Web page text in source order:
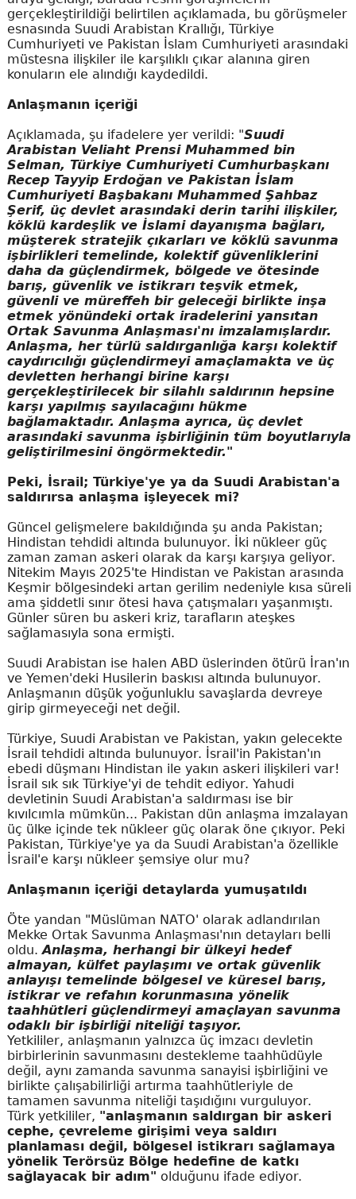
gerçekleştirildiği belirtilen açıklamada, bu görüşmeler
esnasında Suudi Arabistan Krallığı, Türkiye
Cumhuriyeti ve Pakistan İslam Cumhuriyeti arasındaki
müstesna ilişkiler ile karşılıklı çıkar alanına giren
konuların ele alındığı kaydedildi.
Anlaşmanın içeriği
Açıklamada, şu ifadelere yer verildi: "Suudi
Arabistan Veliaht Prensi Muhammed bin
Selman, Türkiye Cumhuriyeti Cumhurbaşkanı
Recep Tayyip Erdoğan ve Pakistan İslam
Cumhuriyeti Başbakanı Muhammed Şahbaz
Şerif, üç devlet arasındaki derin tarihi ilişkiler,
köklü kardeşlik ve İslami dayanışma bağları,
müşterek stratejik çıkarları ve köklü savunma
işbirlikleri temelinde, kolektif güvenliklerini
daha da güçlendirmek, bölgede ve ötesinde
barış, güvenlik ve istikrarı teşvik etmek,
güvenli ve müreffeh bir geleceği birlikte inşa
etmek yönündeki ortak iradelerini yansıtan
Ortak Savunma Anlaşması'nı imzalamışlardır.
Anlaşma, her türlü saldırganlığa karşı kolektif
caydırıcılığı güçlendirmeyi amaçlamakta ve üç
devletten herhangi birine karşı
gerçekleştirilecek bir silahlı saldırının hepsine
karşı yapılmış sayılacağını hükme
bağlamaktadır. Anlaşma ayrıca, üç devlet
arasındaki savunma işbirliğinin tüm boyutlarıyla
geliştirilmesini öngörmektedir."
Peki, İsrail; Türkiye'ye ya da Suudi Arabistan'a
saldırırsa anlaşma işleyecek mi?
Güncel gelişmelere bakıldığında şu anda Pakistan;
Hindistan tehdidi altında bulunuyor. İki nükleer güç
zaman zaman askeri olarak da karşı karşıya geliyor.
Nitekim Mayıs 2025'te Hindistan ve Pakistan arasında
Keşmir bölgesindeki artan gerilim nedeniyle kısa süreli
ama şiddetli sınır ötesi hava çatışmaları yaşanmıştı.
Günler süren bu askeri kriz, tarafların ateşkes
sağlamasıyla sona ermişti.
Suudi Arabistan ise halen ABD üslerinden ötürü İran'ın
ve Yemen'deki Husilerin baskısı altında bulunuyor.
Anlaşmanın düşük yoğunluklu savaşlarda devreye
girip girmeyeceği net değil.
Türkiye, Suudi Arabistan ve Pakistan, yakın gelecekte
İsrail tehdidi altında bulunuyor. İsrail'in Pakistan'ın
ebedi düşmanı Hindistan ile yakın askeri ilişkileri var!
İsrail sık sık Türkiye'yi de tehdit ediyor. Yahudi
devletinin Suudi Arabistan'a saldırması ise bir
kıvılcımla mümkün... Pakistan dün anlaşma imzalayan
üç ülke içinde tek nükleer güç olarak öne çıkıyor. Peki
Pakistan, Türkiye'ye ya da Suudi Arabistan'a özellikle
İsrail'e karşı nükleer şemsiye olur mu?
Anlaşmanın içeriği detaylarda yumuşatıldı
Öte yandan "Müslüman NATO' olarak adlandırılan
Mekke Ortak Savunma Anlaşması'nın detayları belli
oldu.Anlaşma, herhangi bir ülkeyi hedef
almayan, külfet paylaşımı ve ortak güvenlik
anlayışı temelinde bölgesel ve küresel barış,
istikrar ve refahın korunmasına yönelik
taahhütleri güçlendirmeyi amaçlayan savunma
odaklı bir işbirliği niteliği taşıyor.
Yetkililer, anlaşmanın yalnızca üç imzacı devletin
birbirlerinin savunmasını destekleme taahhüdüyle
değil, aynı zamanda savunma sanayisi işbirliğini ve
birlikte çalışabilirliği artırma taahhütleriyle de
tamamen savunma niteliği taşıdığını vurguluyor.
Türk yetkililer, "anlaşmanın saldırgan bir askeri
cephe, çevreleme girişimi veya saldırı
planlaması değil, bölgesel istikrarı sağlamaya
yönelik Terörsüz Bölge hedefine de katkı
sağlayacak bir adım" olduğunu ifade ediyor.